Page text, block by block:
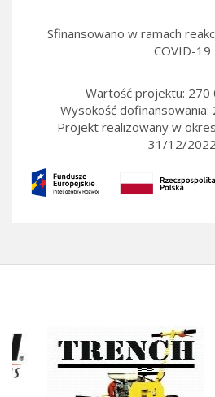
Sfinansowano w ramach
COVID-19
Wartość projektu: 270
Wysokość
Projekt realizowany w
31/12/2022